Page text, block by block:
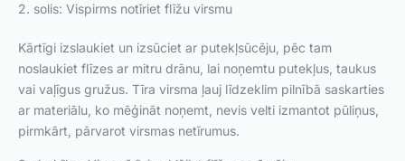
2. solis: Vispirms notīriet flīžu virsmu
Kārtīgi izslaukiet un izsūciet ar putekļsūcēju, pēc tam
noslaukiet flīzes ar mitru drānu, lai noņemtu putekļus, taukus
vai vaļīgus gružus. Tīra virsma ļauj līdzeklim pilnībā saskarties
ar materiālu, ko mēģināt noņemt, nevis velti izmantot pūliņus,
pirmkārt, pārvarot virsmas netīrumus.